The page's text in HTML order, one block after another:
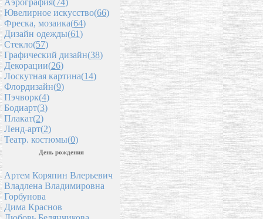
Аэрография(74)
Ювелирное искусство(66)
Фреска, мозаика(64)
Дизайн одежды(61)
Стекло(57)
Графический дизайн(38)
Декорации(26)
Лоскутная картина(14)
Флордизайн(9)
Пэчворк(4)
Бодиарт(3)
Плакат(2)
Ленд-арт(2)
Театр. костюмы(0)
День рождения
Артем Коряпин Влерьевич
Владлена Владимировна
Горбунова
Дима Краснов